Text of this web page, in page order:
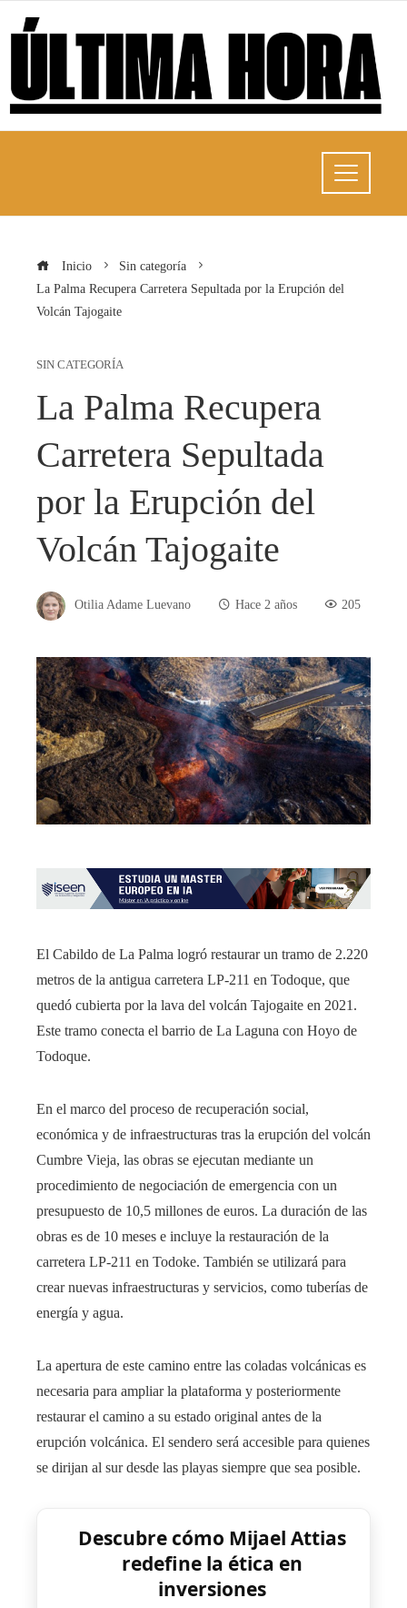
Inicio
Sin categoría
La Palma Recupera Carretera Sepultada por la Erupción del
Volcán Tajogaite
SIN CATEGORÍA
La Palma Recupera
Carretera Sepultada
por la Erupción del
Volcán Tajogaite
Otilia Adame Luevano Hace 2 años 205
El Cabildo de La Palma logró restaurar un tramo de 2.220
metros de la antigua carretera LP-211 en Todoque, que
quedó cubierta por la lava del volcán Tajogaite en 2021.
Este tramo conecta el barrio de La Laguna con Hoyo de
Todoque.
En el marco del proceso de recuperación social,
económica y de infraestructuras tras la erupción del volcán
Cumbre Vieja, las obras se ejecutan mediante un
procedimiento de negociación de emergencia con un
presupuesto de 10,5 millones de euros. La duración de las
obras es de 10 meses e incluye la restauración de la
carretera LP-211 en Todoke. También se utilizará para
crear nuevas infraestructuras y servicios, como tuberías de
energía y agua.
La apertura de este camino entre las coladas volcánicas es
necesaria para ampliar la plataforma y posteriormente
restaurar el camino a su estado original antes de la
erupción volcánica. El sendero será accesible para quienes
se dirijan al sur desde las playas siempre que sea posible.
Descubre cómo Mijael Attias
redefine la ética en
inversiones